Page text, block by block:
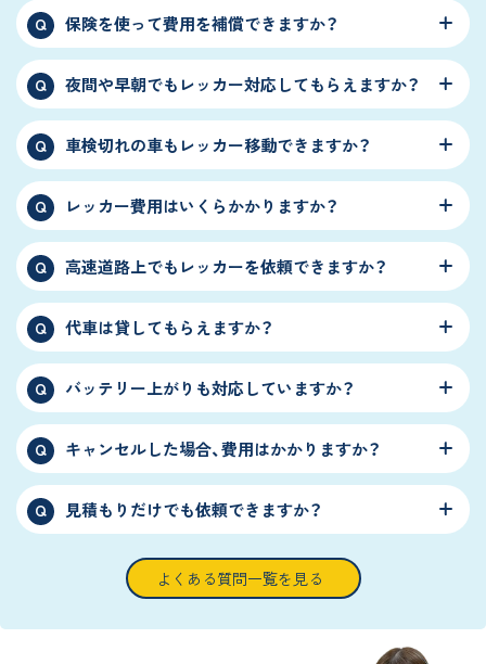
Q 保険を使って費用を補償できますか？
Q 夜間や早朝でもレッカー対応してもらえますか？
Q 車検切れの車もレッカー移動できますか？
Q レッカー費用はいくらかかりますか？
Q 高速道路上でもレッカーを依頼できますか？
Q 代車は貸してもらえますか？
Q バッテリー上がりも対応していますか？
Q キャンセルした場合、費用はかかりますか？
Q 見積もりだけでも依頼できますか？
よくある質問一覧を見る